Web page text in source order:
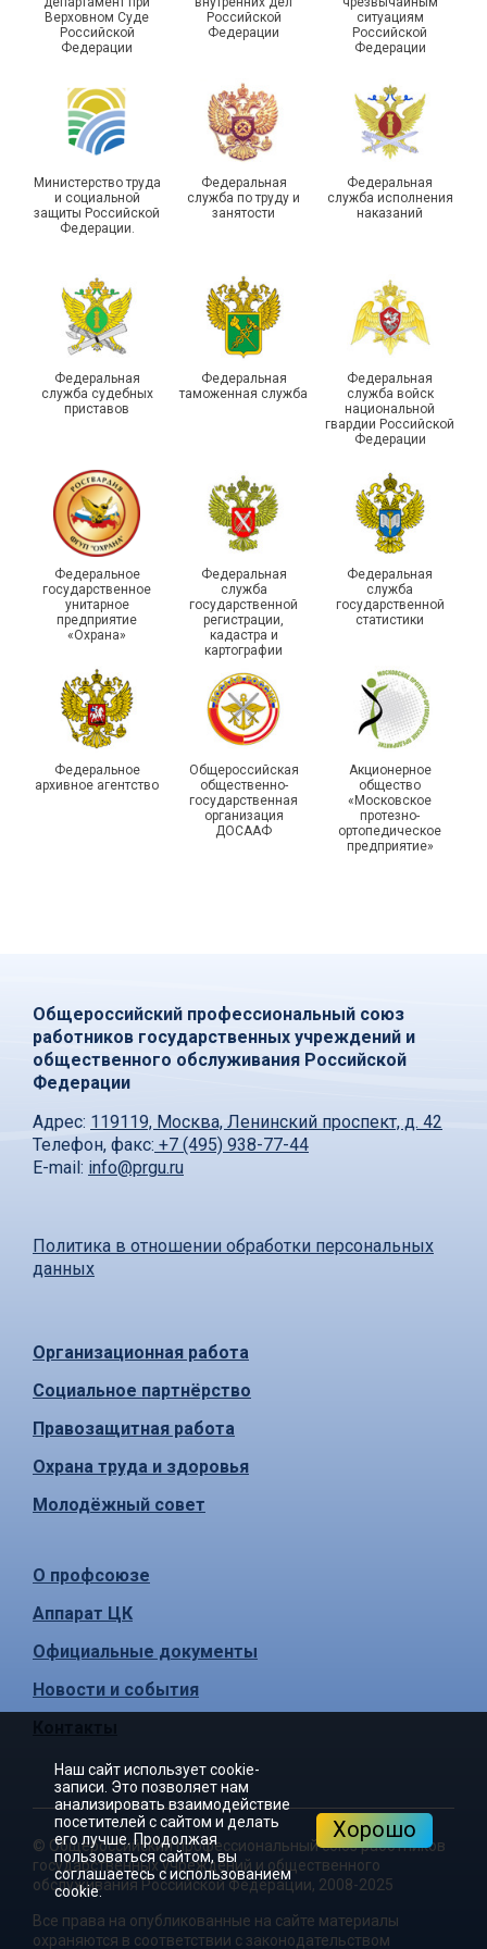
Чествование ветеранов
боевых действий
Самарской области
Подписано соглашение с
Единство традиций и сила
организаций ГУФСИН
России по Пермскому
краю приняли участие в
туристическом слете
215-й юбилей
государственной
статистики отметили в
Республике Саха (Якутия)
Храбрым детям – добрые
подарки
Верховном Суде
Российской
Федерации
Российской
Федерации
ситуациям
Российской
Федерации
Министерство труда
и социальной
защиты Российской
Федерации.
Федеральная
служба по труду и
занятости
Федеральная
служба исполнения
наказаний
Федеральная
служба судебных
приставов
Федеральная
таможенная служба
Федеральная
служба войск
национальной
гвардии Российской
Федерации
Федеральное
государственное
унитарное
предприятие
«Охрана»
Федеральная
служба
государственной
регистрации,
кадастра и
картографии
Федеральная
служба
государственной
статистики
Федеральное
архивное агентство
Общероссийская
общественно-
государственная
организация
ДОСААФ
Акционерное
общество
«Московское
протезно-
ортопедическое
предприятие»
Общероссийский профессиональный союз
работников государственных учреждений и
общественного обслуживания Российской
Федерации
Адрес: 119119, Москва, Ленинский проспект, д. 42
Телефон, факс: +7 (495) 938-77-44
E-mail: info@prgu.ru
Политика в отношении обработки персональных
данных
Организационная работа
Социальное партнёрство
Правозащитная работа
Охрана труда и здоровья
Молодёжный совет
О профсоюзе
Аппарат ЦК
Официальные документы
Новости и события
© Общероссийский профессиональный союз работников
государственных учреждений и общественного
обслуживания Российской Федерации, 2008-2025
Все права на опубликованные на сайте материалы
охраняются в соответствии с законодательством
Наш сайт использует cookie-
записи. Это позволяет нам
анализировать взаимодействие
посетителей с сайтом и делать
его лучше. Продолжая
пользоваться сайтом, вы
соглашаетесь с использованием
cookie.
Хорошо